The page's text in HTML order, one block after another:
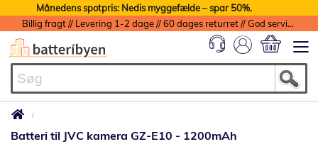
Månedens spotpris: Nedis myggefælde – spar 50%.
Billig fragt // Levering 1-2 dage // 60 dages returret // God service med garanti
Batteri til JVC kamera GZ-E10 - 1200mAh